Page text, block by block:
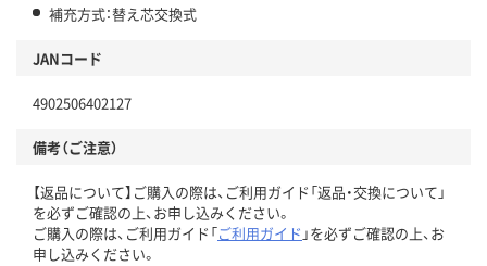
補充方式：替え芯交換式
JANコード
4902506402127
備考（ご注意）
【返品について】ご購入の際は、ご利用ガイド「返品・交換について」
を必ずご確認の上、お申し込みください。
ご購入の際は、ご利用ガイド「ご利用ガイド 」を必ずご確認の上、お
申し込みください。